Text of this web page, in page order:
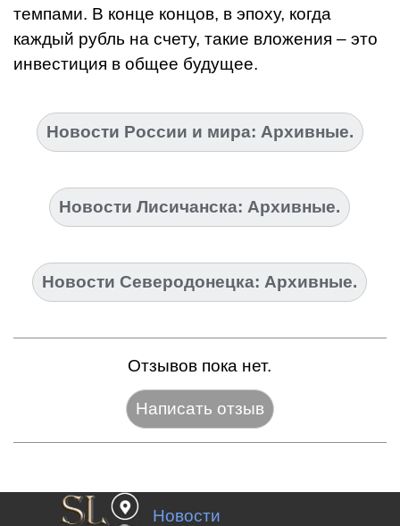
темпами. В конце концов, в эпоху, когда
каждый рубль на счету, такие вложения – это
инвестиция в общее будущее.
Новости России и мира: Архивные.
Новости Лисичанска: Архивные.
Новости Северодонецка: Архивные.
Отзывов пока нет.
Новости